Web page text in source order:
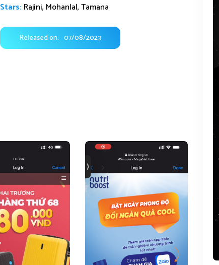
Stars: Rajini, Mohanlal, Tamana
Released on: 07/08/2023